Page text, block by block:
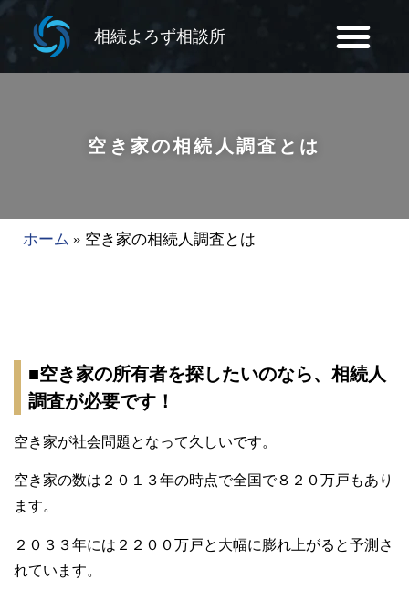
相続よろず相談所
空き家の相続人調査とは
ホーム » 空き家の相続人調査とは
■空き家の所有者を探したいのなら、相続人
調査が必要です！
空き家が社会問題となって久しいです。
空き家の数は２０１３年の時点で全国で８２０万戸もあり
ます。
２０３３年には２２００万戸と大幅に膨れ上がると予測さ
れています。